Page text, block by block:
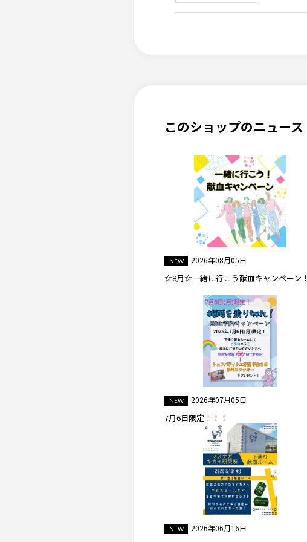
このショップのニュース
2026年08月05日
☆8月☆一緒に行こう献血キャンペーン！
2026年07月05日
7月6日限定！！！
2026年06月16日